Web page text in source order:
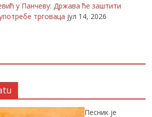
у Панчеву: Држава ће заштити
трговаца јул 14, 2026
Песник је